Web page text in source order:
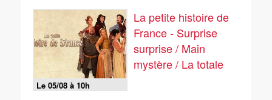
Le 05/08 à 10h
La petite histoire de
France - Surprise
surprise / Main
mystère / La totale